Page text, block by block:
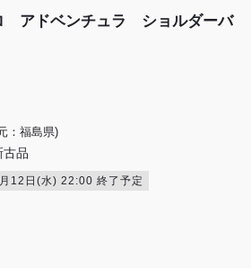
アドベンチュラ ショルダーバ
：福島県)
古品
12日(水) 22:00 終了予定